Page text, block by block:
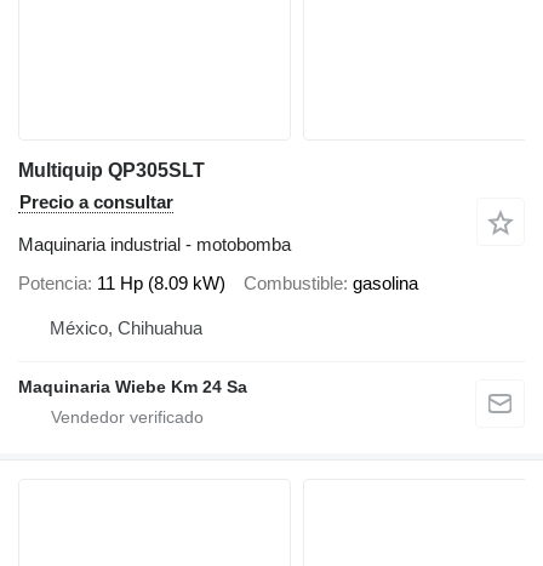
Multiquip QP305SLT
Precio a consultar
Maquinaria industrial - motobomba
Potencia 11 Hp (8.09 kW) Combustible gasolina
México, Chihuahua
Maquinaria Wiebe Km 24 Sa